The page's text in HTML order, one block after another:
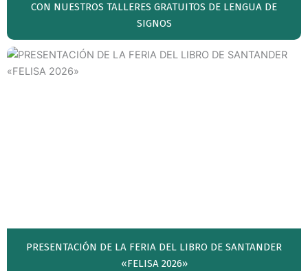
CON NUESTROS TALLERES GRATUITOS DE LENGUA DE
SIGNOS
PRESENTACIÓN DE LA FERIA DEL LIBRO DE SANTANDER
«FELISA 2026»